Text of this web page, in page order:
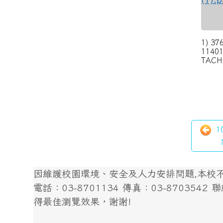
1)
因維護校園環境、安全及人力安排問題,本
電話：03-8701134 傳真：03-8703542 聯
得最佳瀏覽效果，謝謝!